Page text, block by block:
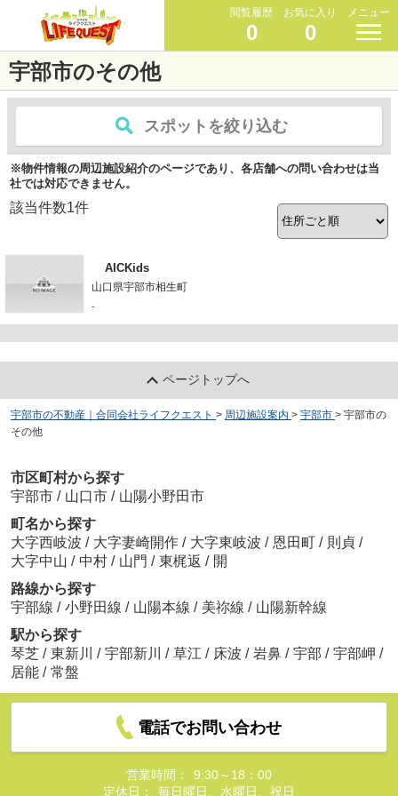
閲覧履歴
0
お気に入り
0
メニュー
宇部市のその他
スポットを絞り込む
※物件情報の周辺施設紹介のページであり、各店舗への問い合わせは当
社では対応できません。
該当件数1件
AICKids
山口県宇部市相生町
-
ページトップへ
宇部市の不動産｜合同会社ライフクエスト > 周辺施設案内 > 宇部市 > 宇部市の
その他
市区町村から探す
宇部市 / 山口市 / 山陽小野田市
町名から探す
大字西岐波 / 大字妻崎開作 / 大字東岐波 / 恩田町 / 則貞 /
大字中山 / 中村 / 山門 / 東梶返 / 開
路線から探す
宇部線 / 小野田線 / 山陽本線 / 美祢線 / 山陽新幹線
駅から探す
琴芝 / 東新川 / 宇部新川 / 草江 / 床波 / 岩鼻 / 宇部 / 宇部岬 /
居能 / 常盤
電話でお問い合わせ
営業時間：
9:30～18：00
定休日：
毎日曜日、水曜日、祝日